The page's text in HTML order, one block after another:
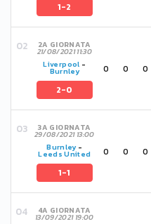
1-2
2A GIORNATA
21/08/2021 11:30
Liverpool -
Burnley
2-0
0 0 0
3A GIORNATA
29/08/2021 13:00
Burnley-
Leeds United
1-1
0 0 0
4A GIORNATA
13/09/2021 19:00